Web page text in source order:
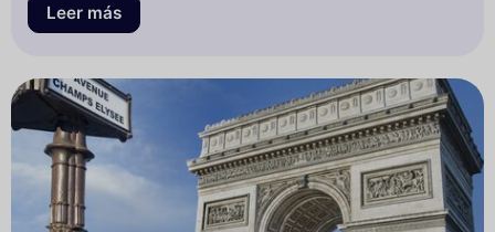
Leer más